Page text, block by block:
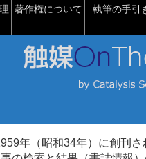
著作権について 執筆の手引
年（昭和34年）に創刊さ